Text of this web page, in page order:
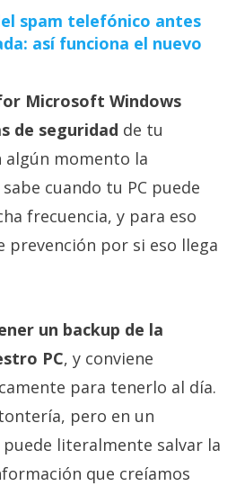
spam telefónico antes
así funciona el nuevo
Microsoft Windows
de seguridad de tu
momento la
cuando tu PC puede
frecuencia, y para eso
prevención por si eso llega
un backup de la
PC, y conviene
para tenerlo al día.
pero en un
literalmente salvar la
que creíamos